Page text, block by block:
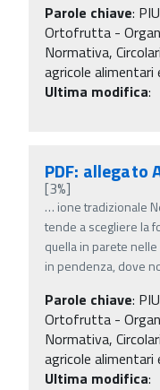
Parole chiave:
Ortofrutta -
Normativa,
agricole
Ultima modifica:
PDF: allegato
[3%]
… ione tradizionale
tende a scegliere la
quella in parete nelle
in pendenza, dove
Parole chiave:
Ortofrutta -
Normativa,
agricole
Ultima modifica: